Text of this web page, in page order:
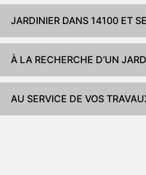
JARDINIER DANS 14100 ET
À LA RECHERCHE D’UN
AU SERVICE DE VOS